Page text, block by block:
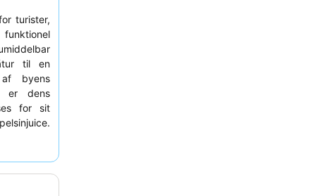
turister,
til en
af byens
er dens
for sit